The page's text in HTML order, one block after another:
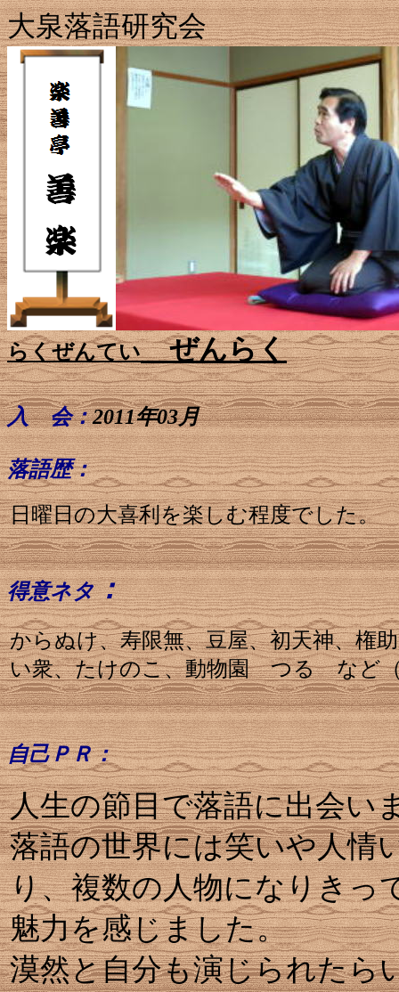
大泉落語研究会
らくぜんていぜんらく
入 会：2011年03月
落語歴：
日曜日の大喜利を楽しむ程度でした。
得意ネタ：
からぬけ、寿限無、豆屋、初天神、権
い衆、たけのこ、動物園 つる など
自己ＰＲ：
人生の節目で落語に出会い
落語の世界には笑いや人情
り、複数の人物になりきっ
魅力を感じました。
漠然と自分も演じられたら